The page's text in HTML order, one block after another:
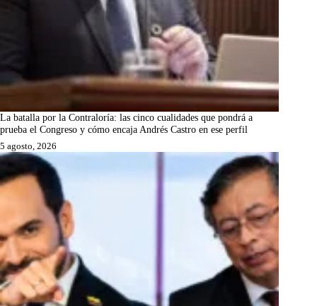
La batalla por la Contraloría: las cinco cualidades que pondrá a
prueba el Congreso y cómo encaja Andrés Castro en ese perfil
5 agosto, 2026